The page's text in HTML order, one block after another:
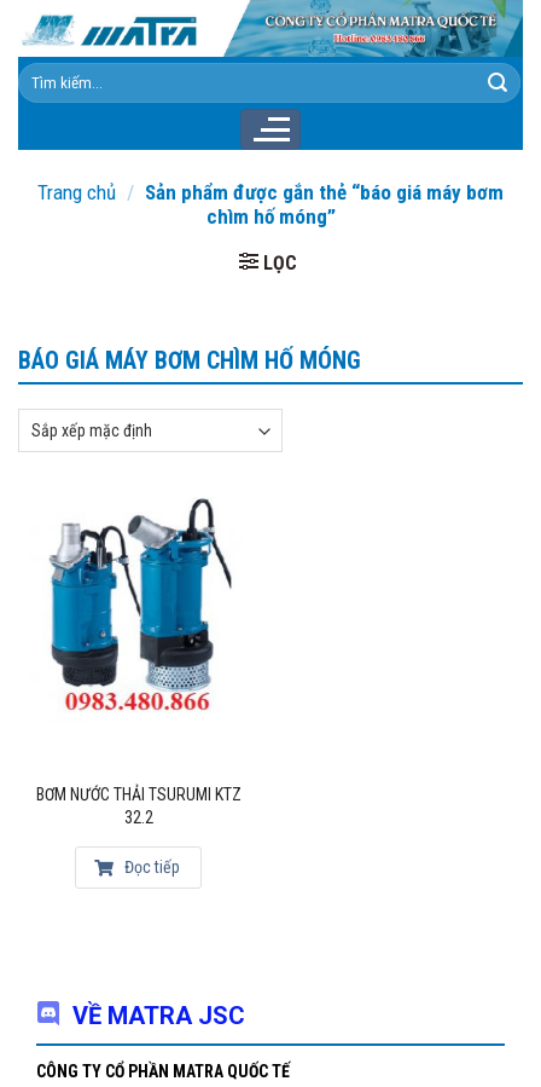
content
Tìm
kiếm:
Trang chủ / Sản phẩm được gắn thẻ “báo giá máy bơm
chìm hố móng”
LỌC
BÁO GIÁ MÁY BƠM CHÌM HỐ MÓNG
BƠM NƯỚC THẢI TSURUMI KTZ
32.2
Đọc tiếp
VỀ MATRA JSC
CÔNG TY CỔ PHẦN MATRA QUỐC TẾ